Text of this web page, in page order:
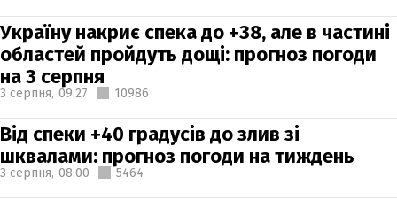
Україну накриє спека до +38, але в частині
областей пройдуть дощі: прогноз погоди
на 3 серпня
3 серпня, 09:27 10986
Від спеки +40 градусів до злив зі
шквалами: прогноз погоди на тиждень
3 серпня, 08:00 5464